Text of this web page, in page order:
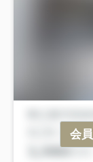
会